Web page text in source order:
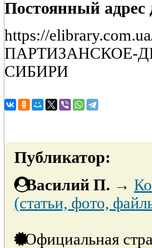
Постоянный
https://
ПАРТИЗАНСКОЕ-
СИБИРИ
Публикатор:
Василий П. →
(статьи, фото,
Официальная